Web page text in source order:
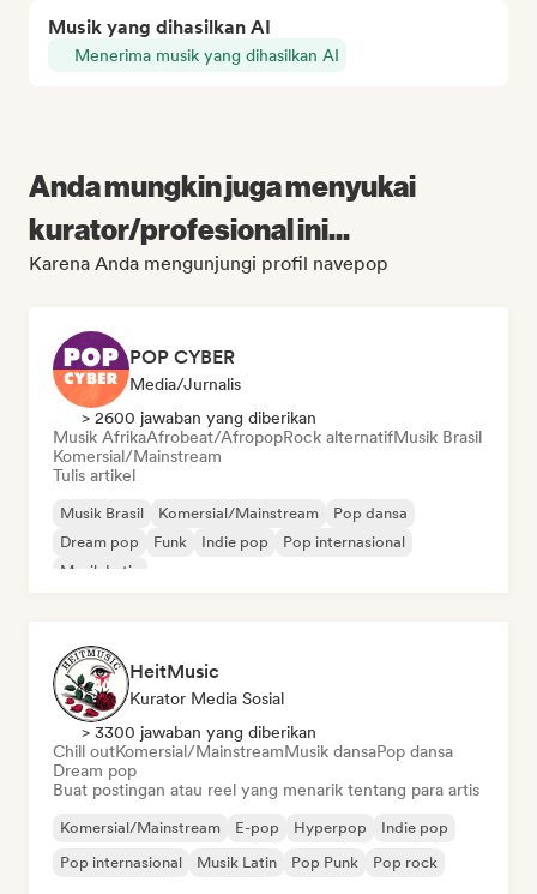
Musik yang dihasilkan AI
Menerima musik yang dihasilkan AI
Anda mungkin juga menyukai
kurator/profesional ini...
Karena Anda mengunjungi profil navepop
POP CYBER
Media/Jurnalis
> 2600 jawaban yang diberikan
Musik AfrikaAfrobeat/AfropopRock alternatifMusik Brasil
Komersial/Mainstream
Tulis artikel
Musik Brasil Komersial/Mainstream
Pop dansa
Dream pop
Funk Indie pop
Pop internasional
Musik Latin
HeitMusic
Kurator Media Sosial
> 3300 jawaban yang diberikan
Chill outKomersial/MainstreamMusik dansaPop dansa
Dream pop
Buat postingan atau reel yang menarik tentang para artis
Komersial/Mainstream E-pop Hyperpop
Indie pop
Pop internasional
Musik Latin Pop Punk Pop rock